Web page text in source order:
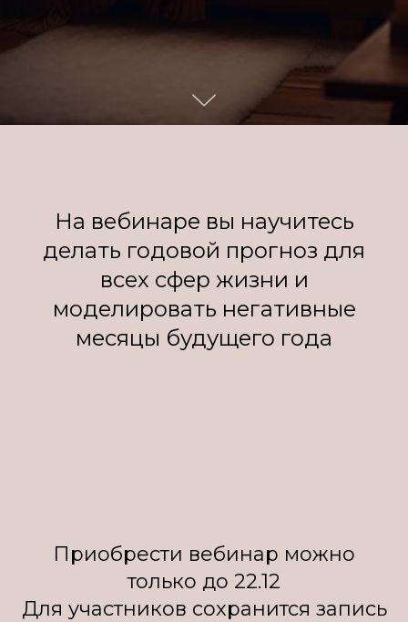
На вебинаре вы научитесь
делать годовой прогноз для
всех сфер жизни и
моделировать негативные
месяцы будущего года
Приобрести вебинар можно
только до 22.12
Для участников сохранится запись